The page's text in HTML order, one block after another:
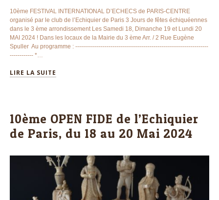
10ème FESTIVAL INTERNATIONAL D’ECHECS de PARIS-CENTRE
organisé par le club de l’Echiquier de Paris 3 Jours de fêtes échiquéennes
dans le 3 ème arrondissement Les Samedi 18, Dimanche 19 et Lundi 20
MAI 2024 ! Dans les locaux de la Mairie du 3 ème Arr. / 2 Rue Eugène
Spuller Au programme : --------------------------------------------------------------------
------------ *…
LIRE LA SUITE
10ème OPEN FIDE de l’Echiquier
de Paris, du 18 au 20 Mai 2024